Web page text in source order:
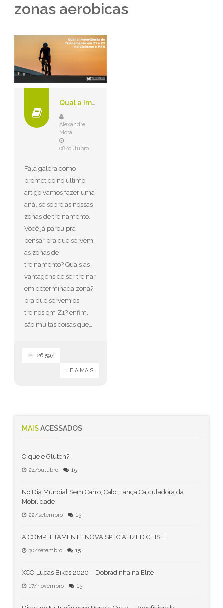
zonas aerobicas
Qual a Importância do Treinamento em Z1 e Z2 no Ciclismo e MTB
Alexandre
Mota
08/outubro
Fala galera como
prometido no último
artigo vamos fazer uma
análise sobre as nossas
zonas de treinamento.
Você já parou pra
pensar pra que servem
as zonas de
treinamento? Quais as
vantagens de ser treinar
em determinada zona?
pra que servem os
treinos em Z1? enfim,
são muitas coisas que…
26.597
LEIA MAIS
MAISACESSADOS
O que é Glúten?
24/outubro 15
No Dia Mundial Sem Carro, Caloi Lança Calculadora da
Mobilidade
22/setembro 15
A COMPLETAMENTE NOVA SPECIALIZED CHISEL
30/setembro 15
XCO Lucas Bikes 2020 – Dobradinha na Elite
17/novembro 15